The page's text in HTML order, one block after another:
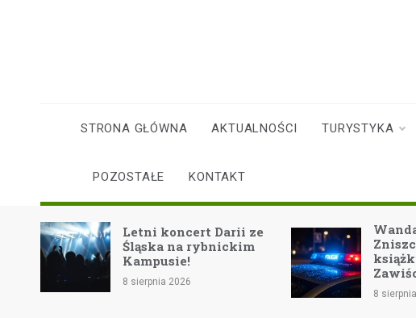
STRONA GŁÓWNA AKTUALNOŚCI TURYSTYKA
POZOSTAŁE KONTAKT
Letni koncert Darii ze
Śląska na rybnickim
Kampusie!
8 sierpnia 2026
Wandalizm w Orzeszu:
Zniszczono domek na
książki i altanę w
Zawiści
8 sierpnia 2026